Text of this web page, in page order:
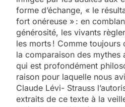
forme d’échange, « le
fort onéreuse » : en
générosité, les vivants
les morts ! Comme toujours
la comparaison des mythes
qui est profondément
raison pour laquelle nous
Claude Lévi- Strauss
extraits de ce texte à la